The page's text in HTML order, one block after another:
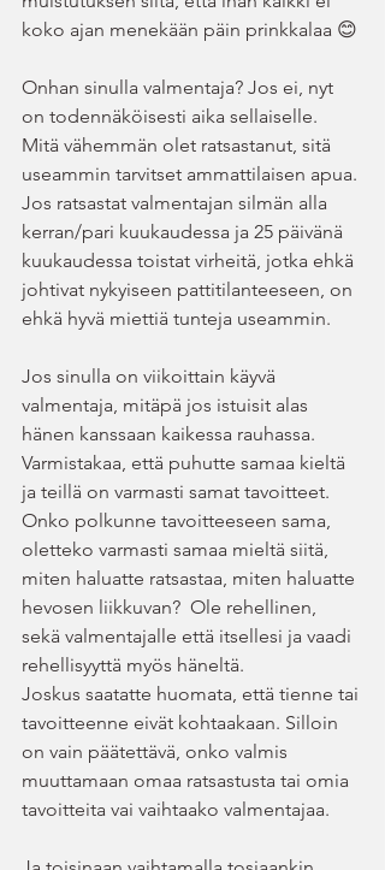
koko ajan menekään päin prinkkalaa 😊
Onhan sinulla valmentaja? Jos ei, nyt
on todennäköisesti aika sellaiselle.
Mitä vähemmän olet ratsastanut, sitä
useammin tarvitset ammattilaisen apua.
Jos ratsastat valmentajan silmän alla
kerran/pari kuukaudessa ja 25 päivänä
kuukaudessa toistat virheitä, jotka ehkä
johtivat nykyiseen pattitilanteeseen, on
ehkä hyvä miettiä tunteja useammin.
Jos sinulla on viikoittain käyvä
valmentaja, mitäpä jos istuisit alas
hänen kanssaan kaikessa rauhassa.
Varmistakaa, että puhutte samaa kieltä
ja teillä on varmasti samat tavoitteet.
Onko polkunne tavoitteeseen sama,
oletteko varmasti samaa mieltä siitä,
miten haluatte ratsastaa, miten haluatte
hevosen liikkuvan?  Ole rehellinen,
sekä valmentajalle että itsellesi ja vaadi
rehellisyyttä myös häneltä.
Joskus saatatte huomata, että tienne tai
tavoitteenne eivät kohtaakaan. Silloin
on vain päätettävä, onko valmis
muuttamaan omaa ratsastusta tai omia
tavoitteita vai vaihtaako valmentajaa.